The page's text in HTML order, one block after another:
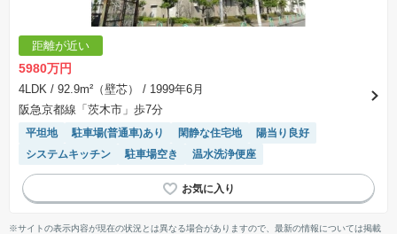
距離が近い
5980万円
4LDK / 92.9m²（壁芯）
/ 1999年6月
阪急京都線「茨木市」歩7分
平坦地 駐車場(普通車)あり 閑静な住宅地
陽当り良好
システムキッチン
駐車場空き 温水洗浄便座
※サイトの表示内容が現在の状況とは異なる場合がありますので、最新の情報については掲載